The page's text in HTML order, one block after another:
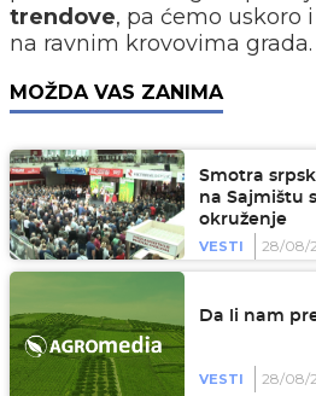
trendove, pa ćemo uskoro
na ravnim krovovima grada.
MOŽDA VAS ZANIMA
Smotra
na Sajmištu
okruženje
VESTI
28/08/
Da li nam
VESTI 28/08/